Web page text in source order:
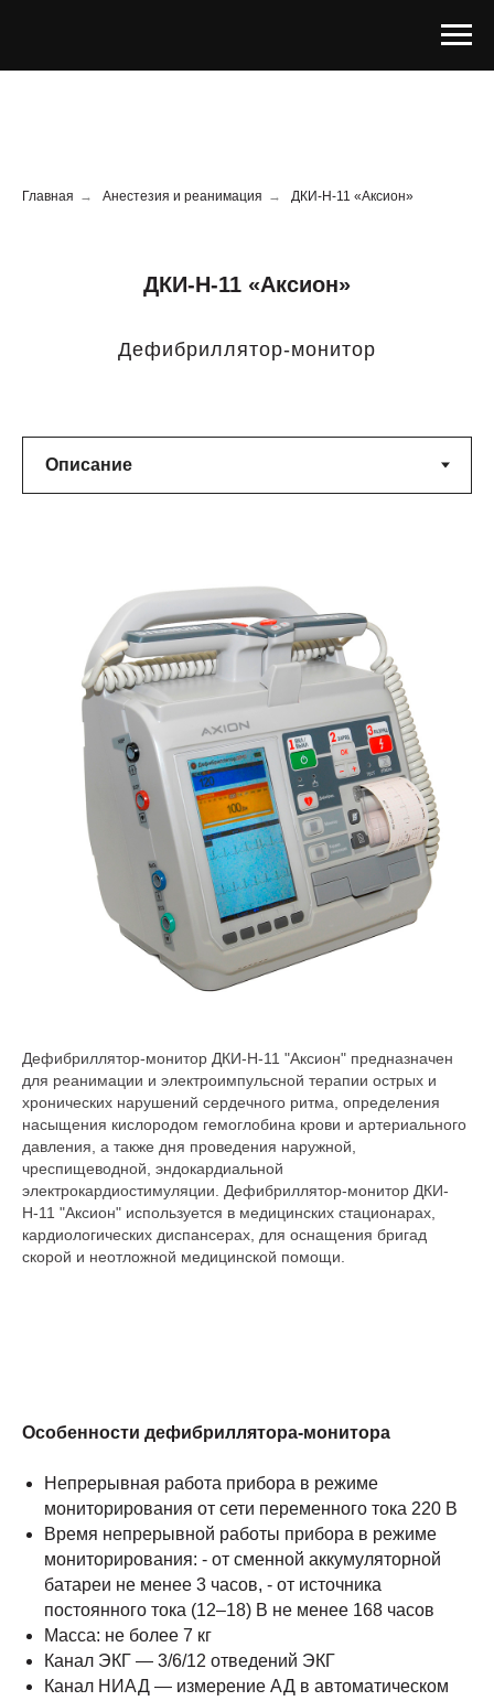
Главная → Анестезия и реанимация → ДКИ-Н-11 «Аксион»
ДКИ-Н-11 «Аксион»
Дефибриллятор-монитор
Дефибриллятор-монитор ДКИ-Н-11 "Аксион" предназначен
для реанимации и электроимпульсной терапии острых и
хронических нарушений сердечного ритма, определения
насыщения кислородом гемоглобина крови и артериального
давления, а также дня проведения наружной,
чреспищеводной, эндокардиальной
электрокардиостимуляции. Дефибриллятор-монитор ДКИ-
Н-11 "Аксион" используется в медицинских стационарах,
кардиологических диспансерах, для оснащения бригад
скорой и неотложной медицинской помощи.
Особенности дефибриллятора-монитора
Непрерывная работа прибора в режиме
мониторирования от сети переменного тока 220 В
Время непрерывной работы прибора в режиме
мониторирования: - от сменной аккумуляторной
батареи не менее 3 часов, - от источника
постоянного тока (12–18) В не менее 168 часов
Масса: не более 7 кг
Канал ЭКГ — 3/6/12 отведений ЭКГ
Канал НИАД — измерение АД в автоматическом